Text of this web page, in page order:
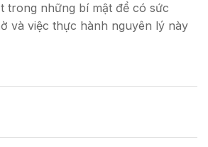
trong những bí mật để có sức
và việc thực hành nguyên lý này